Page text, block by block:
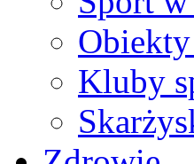
Kluby